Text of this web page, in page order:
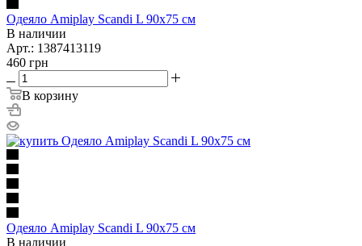
Oдеяло Amiplay Scandi L 90x75 см
В наличии
Арт.: 1387413119
460 грн
В корзину
Oдеяло Amiplay Scandi L 90x75 см
В наличии